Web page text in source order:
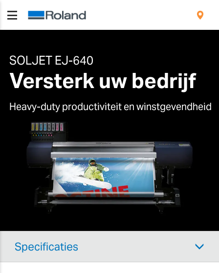
SOLJET EJ-640
Versterk uw bedrijf
Heavy-duty productiviteit en winstgevendheid
Specificaties